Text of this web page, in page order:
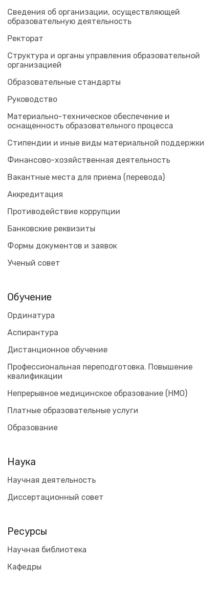
Сведения об организации, осуществляющей
образовательную деятельность
Ректорат
Структура и органы управления образовательной
организацией
Образовательные стандарты
Руководство
Материально-техническое обеспечение и
оснащенность образовательного процесса
Стипендии и иные виды материальной поддержки
Финансово-хозяйственная деятельность
Вакантные места для приема (перевода)
Аккредитация
Противодействие коррупции
Банковские реквизиты
Формы документов и заявок
Ученый совет
Обучение
Ординатура
Аспирантура
Дистанционное обучение
Профессиональная переподготовка. Повышение
квалификации
Непрерывное медицинское образование (НМО)
Платные образовательные услуги
Образование
Наука
Научная деятельность
Диссертационный совет
Ресурсы
Научная библиотека
Кафедры